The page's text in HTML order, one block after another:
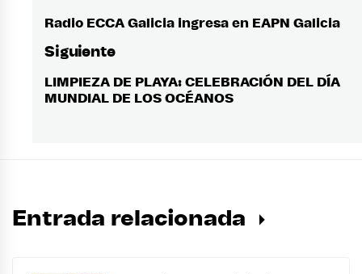
de
entradas
Entrada
anterior:
Radio ECCA Galicia ingresa en EAPN Galicia
Siguiente
Entrada
LIMPIEZA DE PLAYA: CELEBRACIÓN DEL DÍA
MUNDIAL DE LOS OCÉANOS
Entrada relacionada